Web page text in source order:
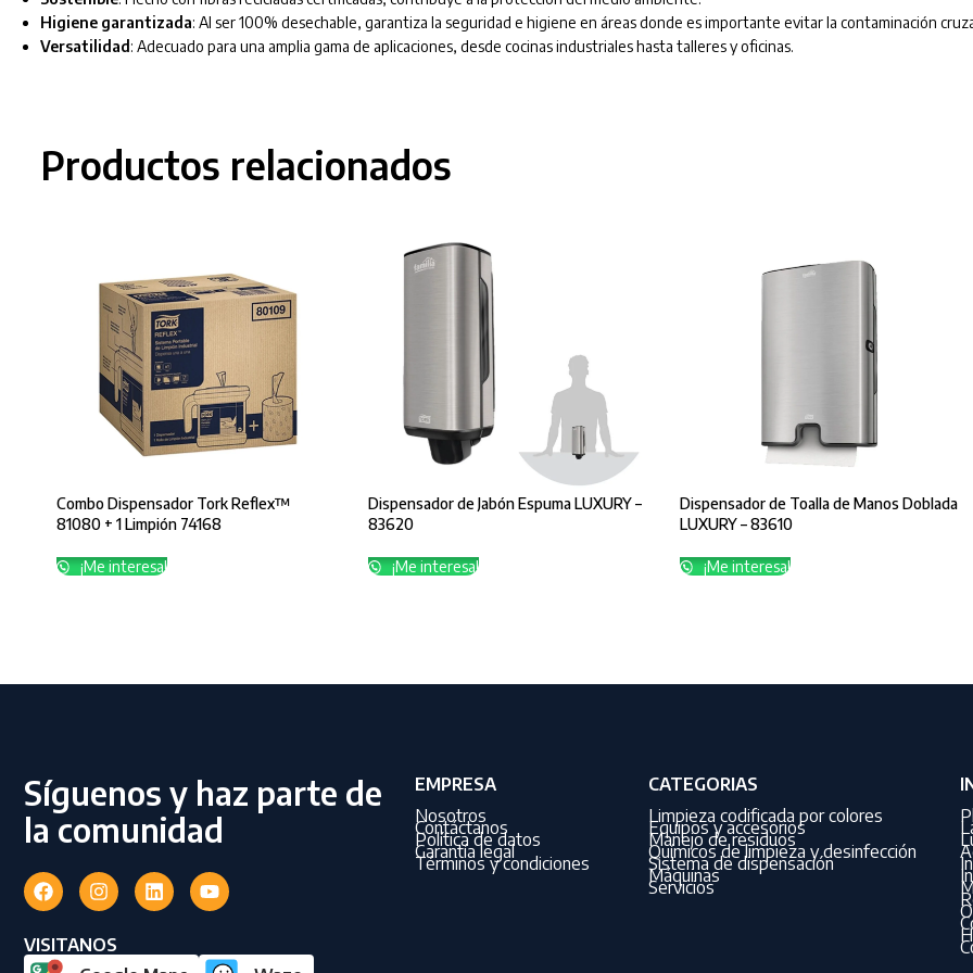
Higiene garantizada: Al ser 100% desechable, garantiza la seguridad e higiene en áreas donde es importante evitar la contaminación
Versatilidad: Adecuado para una amplia gama de aplicaciones, desde cocinas industriales hasta talleres y oficinas.
Productos relacionados
Combo Dispensador Tork Reflex™
81080 + 1 Limpión 74168
¡Me interesa!
Dispensador de Jabón Espuma LUXURY –
83620
¡Me interesa!
Dispensador de Toalla de Manos Doblada
LUXURY – 83610
¡Me interesa!
Síguenos y haz parte de
la comunidad
VISITANOS
EMPRESA
Nosotros
Contáctanos
Política de datos
Garantía legal
Términos y condiciones
CATEGORIAS
Limpieza codificada por colores
Equipos y accesorios
Manejo de residuos
Químicos de limpieza y desinfección
Sistema de dispensación
Máquinas
Servicios